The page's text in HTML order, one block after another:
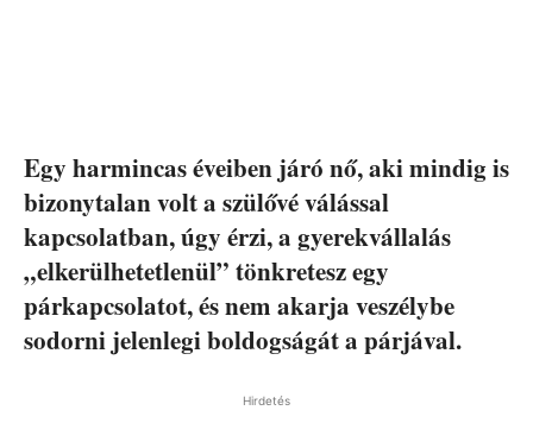
Egy harmincas éveiben járó nő, aki mindig is
bizonytalan volt a szülővé válással
kapcsolatban, úgy érzi, a gyerekvállalás
„elkerülhetetlenül” tönkretesz egy
párkapcsolatot, és nem akarja veszélybe
sodorni jelenlegi boldogságát a párjával.
Hirdetés